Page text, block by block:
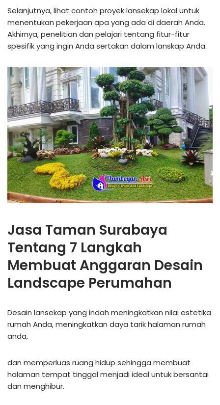
Selanjutnya, lihat contoh proyek lansekap lokal untuk
menentukan pekerjaan apa yang ada di daerah Anda.
Akhirnya, penelitian dan pelajari tentang fitur-fitur
spesifik yang ingin Anda sertakan dalam lanskap Anda.
Jasa Taman Surabaya
Tentang 7 Langkah
Membuat Anggaran Desain
Landscape Perumahan
Desain lansekap yang indah meningkatkan nilai estetika
rumah Anda, meningkatkan daya tarik halaman rumah
anda,
dan memperluas ruang hidup sehingga membuat
halaman tempat tinggal menjadi ideal untuk bersantai
dan menghibur.